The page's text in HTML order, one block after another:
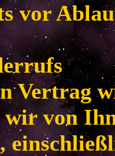
vor
Vertrag
wir von